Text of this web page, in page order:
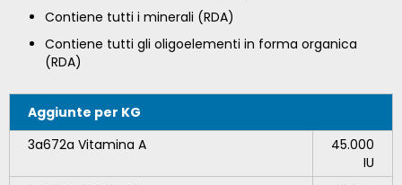
Contiene tutti i minerali (RDA)
Contiene tutti gli oligoelementi in forma organica
(RDA)
Aggiunte per KG
3a672a Vitamina A
45.000
IU